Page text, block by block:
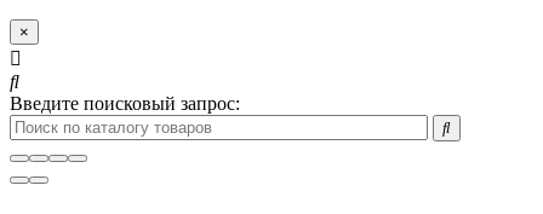
×
Введите поисковый запрос: